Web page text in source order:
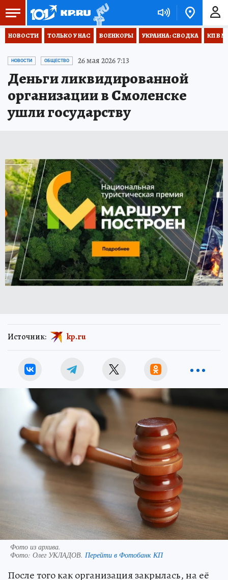
НОВОСТИ ТОЛЬКО У НАС ВОЕНКОРЫ УКРАИНА: СВОДКА КП В
НОВОСТИ ОБЩЕСТВО 26 мая 2026 7:13
Деньги ликвидированной
организации в Смоленске
ушли государству
Источник: kp.ru
Фото из архива.
Фото: Олег УКЛАДОВ. Перейти в Фотобанк КП
После того как организация закрылась, на её